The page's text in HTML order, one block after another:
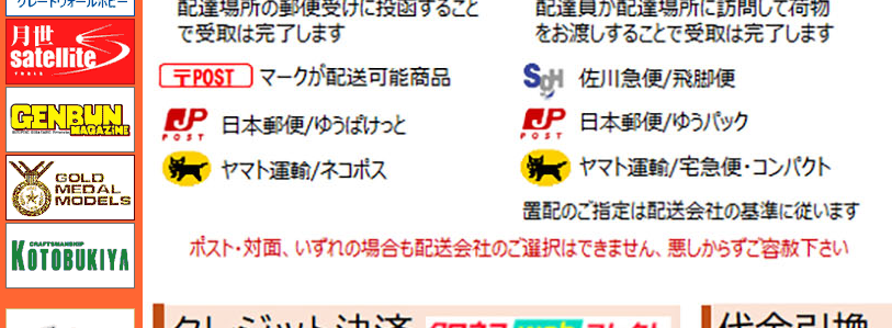
月世 サテライトツールス
ゴールドメダルモデルズ
コトブキヤ
サイバーホビー